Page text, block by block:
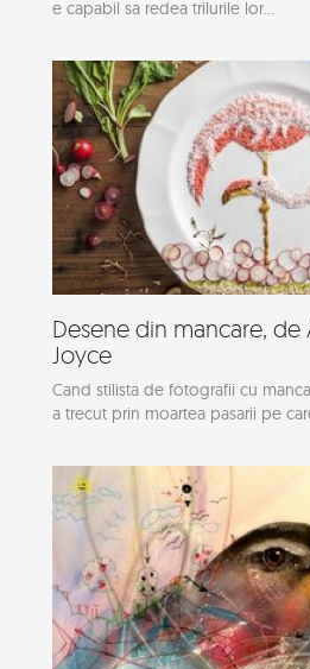
e capabil sa redea trilurile lor...
Desene din mancare, de
Joyce
Cand stilista de fotografii cu
a trecut prin moartea pasarii pe